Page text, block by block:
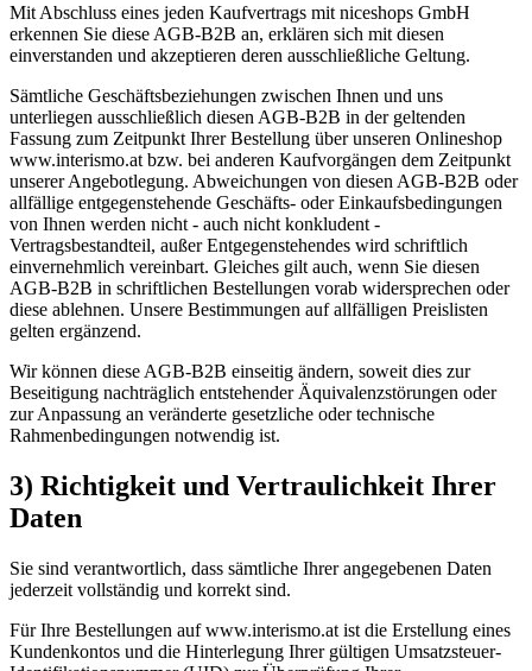
Mit Abschluss eines jeden Kaufvertrags mit niceshops GmbH
erkennen Sie diese AGB-B2B an, erklären sich mit diesen
einverstanden und akzeptieren deren ausschließliche Geltung.
Sämtliche Geschäftsbeziehungen zwischen Ihnen und uns
unterliegen ausschließlich diesen AGB-B2B in der geltenden
Fassung zum Zeitpunkt Ihrer Bestellung über unseren Onlineshop
www.interismo.at bzw. bei anderen Kaufvorgängen dem Zeitpunkt
unserer Angebotlegung. Abweichungen von diesen AGB-B2B oder
allfällige entgegenstehende Geschäfts- oder Einkaufsbedingungen
von Ihnen werden nicht - auch nicht konkludent -
Vertragsbestandteil, außer Entgegenstehendes wird schriftlich
einvernehmlich vereinbart. Gleiches gilt auch, wenn Sie diesen
AGB-B2B in schriftlichen Bestellungen vorab widersprechen oder
diese ablehnen. Unsere Bestimmungen auf allfälligen Preislisten
gelten ergänzend.
Wir können diese AGB-B2B einseitig ändern, soweit dies zur
Beseitigung nachträglich entstehender Äquivalenzstörungen oder
zur Anpassung an veränderte gesetzliche oder technische
Rahmenbedingungen notwendig ist.
3) Richtigkeit und Vertraulichkeit Ihrer
Daten
Sie sind verantwortlich, dass sämtliche Ihrer angegebenen Daten
jederzeit vollständig und korrekt sind.
Für Ihre Bestellungen auf www.interismo.at ist die Erstellung eines
Kundenkontos und die Hinterlegung Ihrer gültigen Umsatzsteuer-